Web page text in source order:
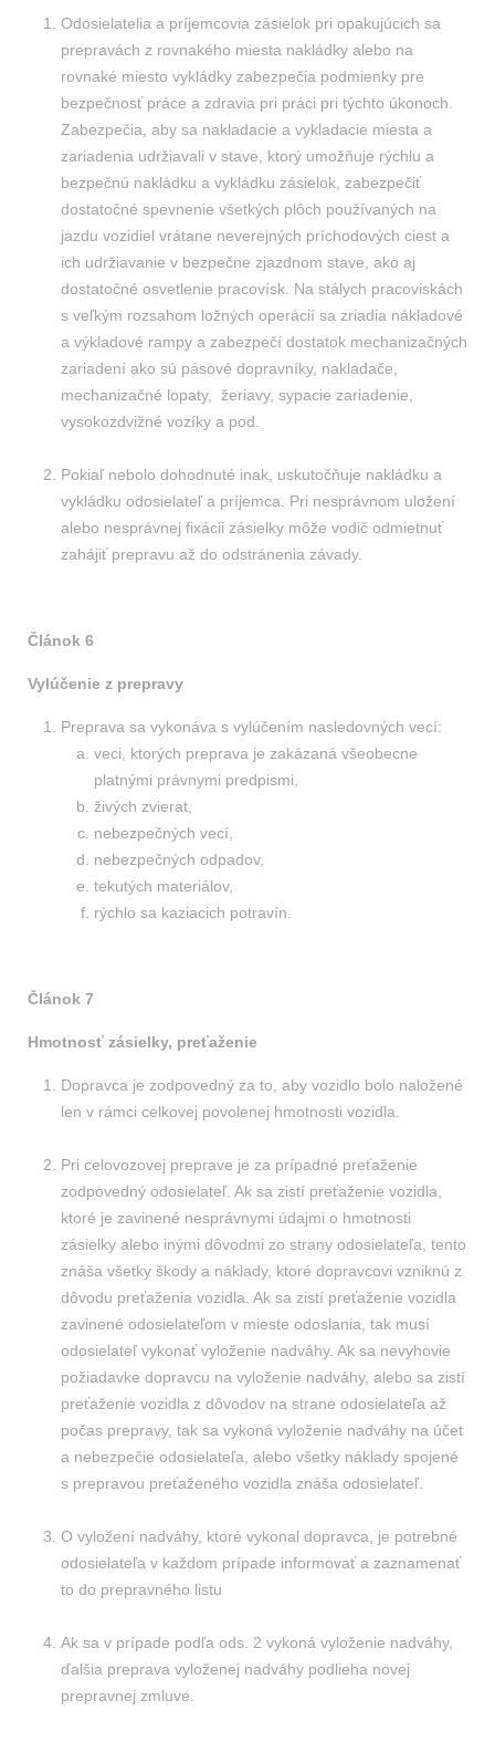
Odosielatelia a príjemcovia zásielok pri opakujúcich sa
prepravách z rovnakého miesta nakládky alebo na
rovnaké miesto vykládky zabezpečia podmienky pre
bezpečnosť práce a zdravia pri práci pri týchto úkonoch.
Zabezpečia, aby sa nakladacie a vykladacie miesta a
zariadenia udržiavali v stave, ktorý umožňuje rýchlu a
bezpečnú nakládku a vykládku zásielok, zabezpečiť
dostatočné spevnenie všetkých plôch používaných na
jazdu vozidiel vrátane neverejných príchodových ciest a
ich udržiavanie v bezpečne zjazdnom stave, ako aj
dostatočné osvetlenie pracovísk. Na stálych pracoviskách
s veľkým rozsahom ložných operácií sa zriadia nákladové
a výkladové rampy a zabezpečí dostatok mechanizačných
zariadení ako sú pásové dopravníky, nakladače,
mechanizačné lopaty, žeriavy, sypacie zariadenie,
vysokozdvižné vozíky a pod.
Pokiaľ nebolo dohodnuté inak, uskutočňuje nakládku a
vykládku odosielateľ a príjemca. Pri nesprávnom uložení
alebo nesprávnej fixácii zásielky môže vodič odmietnuť
zahájiť prepravu až do odstránenia závady.
Článok 6
Vylúčenie z prepravy
Preprava sa vykonáva s vylúčením nasledovných vecí:
veci, ktorých preprava je zakázaná všeobecne
platnými právnymi predpismi,
živých zvierat,
nebezpečných vecí,
nebezpečných odpadov,
tekutých materiálov,
rýchlo sa kaziacich potravín.
Článok 7
Hmotnosť zásielky, preťaženie
Dopravca je zodpovedný za to, aby vozidlo bolo naložené
len v rámci celkovej povolenej hmotnosti vozidla.
Pri celovozovej preprave je za prípadné preťaženie
zodpovedný odosielateľ. Ak sa zistí preťaženie vozidla,
ktoré je zavinené nesprávnymi údajmi o hmotnosti
zásielky alebo inými dôvodmi zo strany odosielateľa, tento
znáša všetky škody a náklady, ktoré dopravcovi vzniknú z
dôvodu preťaženia vozidla. Ak sa zistí preťaženie vozidla
zavinené odosielateľom v mieste odoslania, tak musí
odosielateľ vykonať vyloženie nadváhy. Ak sa nevyhovie
požiadavke dopravcu na vyloženie nadváhy, alebo sa zistí
preťaženie vozidla z dôvodov na strane odosielateľa až
počas prepravy, tak sa vykoná vyloženie nadváhy na účet
a nebezpečie odosielateľa, alebo všetky náklady spojené
s prepravou preťaženého vozidla znáša odosielateľ.
O vyložení nadváhy, ktoré vykonal dopravca, je potrebné
odosielateľa v každom prípade informovať a zaznamenať
to do prepravného listu
Ak sa v prípade podľa ods. 2 vykoná vyloženie nadváhy,
ďalšia preprava vyloženej nadváhy podlieha novej
prepravnej zmluve.